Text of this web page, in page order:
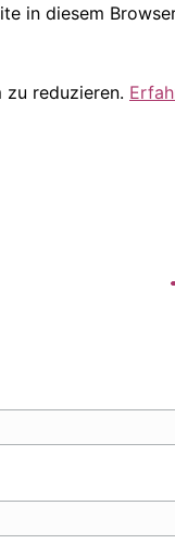
in diesem
zu reduzieren.